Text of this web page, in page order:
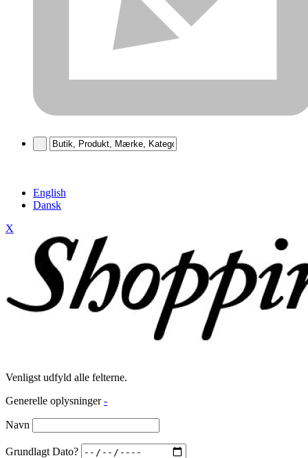
English
Dansk
X
Venligst udfyld alle felterne.
Generelle oplysninger -
Navn
Grundlagt Dato?